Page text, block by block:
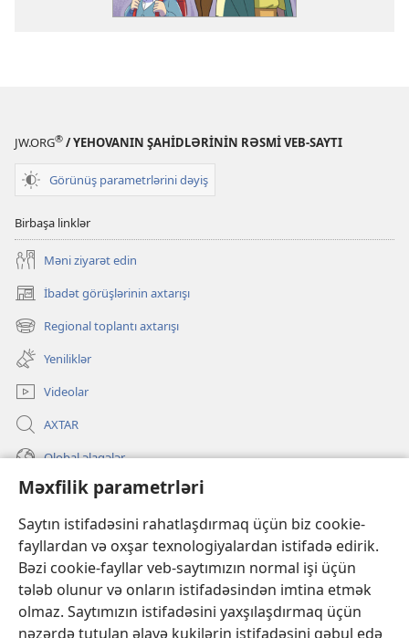
Məxfilik parametrləri
Saytın istifadəsini rahatlaşdırmaq üçün biz cookie-
fayllardan və oxşar texnologiyalardan istifadə edirik.
Bəzi cookie-fayllar veb-saytımızın normal işi üçün
tələb olunur və onların istifadəsindən imtina etmək
olmaz. Saytımızın istifadəsini yaxşılaşdırmaq üçün
nəzərdə tutulan əlavə kukilərin istifadəsini qəbul edə
JW.ORG® / YEHOVANIN ŞAHİDLƏRİNİN RƏSMİ VEB-SAYTI
Görünüş parametrlərini dəyiş
Birbaşa linklər
Məni ziyarət edin
İbadət görüşlərinin axtarışı
(yeni
pəncərə
açılır)
Regional toplantı axtarışı
(yeni
pəncərə
açılır)
Yeniliklər
Videolar
AXTAR
Qlobal əlaqələr
KÖMƏK
(yeni
pəncərə
açılır) Gözətçi qülləsinin ONLAYN KİTABXANASI™
(yeni
pəncərə
açılır) JW Hub